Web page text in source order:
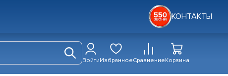
КОНТАКТЫ
ВойтиИзбранноеСравнениеКорзина